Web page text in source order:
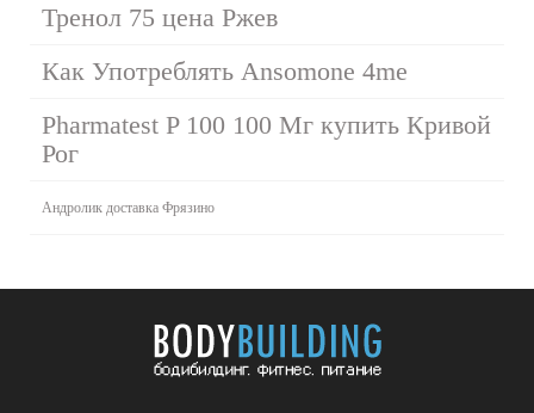
Тренол 75 цена Ржев
Как Употреблять Ansomone 4me
Pharmatest P 100 100 Мг купить Кривой
Рог
Андролик доставка Фрязино